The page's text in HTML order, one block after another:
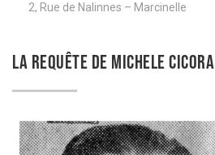
2, Rue de Nalinnes – Marcinelle
LA REQUÊTE DE MICHELE CICORA